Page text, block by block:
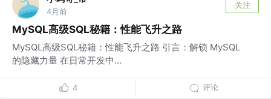
4月前
关注
MySQL高级SQL秘籍：性能飞升之路
MySQL高级SQL秘籍：性能飞升之路 引言：解锁 MySQL
的隐藏力量 在日常开发中...
4 评论